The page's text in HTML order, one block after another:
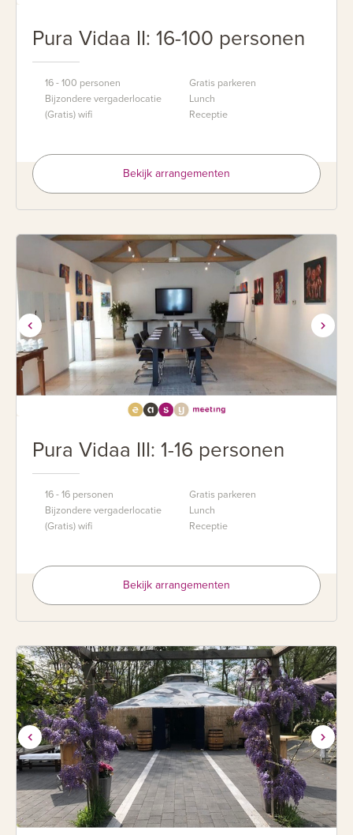
Pura Vidaa II: 16-100 personen
16 - 100 personen
Bijzondere vergaderlocatie
(Gratis) wifi
Gratis parkeren
Lunch
Receptie
Bekijk arrangementen
Pura Vidaa III: 1-16 personen
16 - 16 personen
Bijzondere vergaderlocatie
(Gratis) wifi
Gratis parkeren
Lunch
Receptie
Bekijk arrangementen